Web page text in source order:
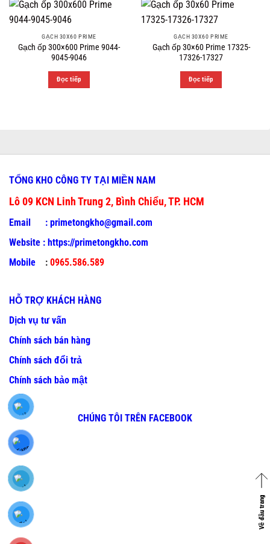
GẠCH 30X60 PRIME
Gạch ốp 300×600 Prime 9044-
9045-9046
Đọc tiếp
GẠCH 30X60 PRIME
Gạch ốp 30×60 Prime 17325-
17326-17327
Đọc tiếp
TỔNG KHO CÔNG TY TẠI MIỀN NAM
Lô 09 KCN Linh Trung 2, Bình Chiểu, TP. HCM
Email : primetongkho@gmail.com
Website : https://primetongkho.com
Mobile : 0965.586.589
HỖ TRỢ KHÁCH HÀNG
Dịch vụ tư vấn
Chính sách bán hàng
Chính sách đổi trả
Chính sách bảo mật
CHÚNG TÔI TRÊN FACEBOOK
Về đầu trang